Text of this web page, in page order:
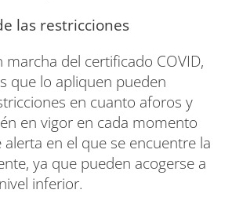
las restricciones
marcha del certificado COVID,
que lo apliquen pueden
en cuanto aforos y
en vigor en cada momento
alerta en el que se encuentre la
ya que pueden acogerse a
inferior.